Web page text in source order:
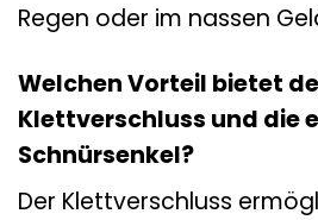
Regen oder im nassen
Welchen Vorteil bietet
Klettverschluss und die
Schnürsenkel?
Der Klettverschluss